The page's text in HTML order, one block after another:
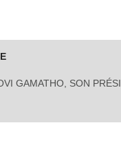
GAMATHO, SON